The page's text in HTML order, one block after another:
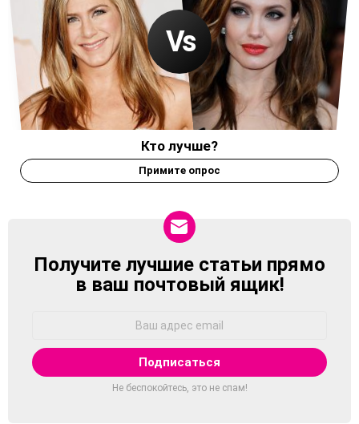
Кто лучше?
Примите опрос
NEWSLETTER
Получите лучшие статьи прямо
в ваш почтовый ящик!
Не беспокойтесь, это не спам!